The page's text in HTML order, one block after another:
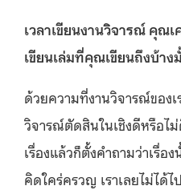
เวลาเขียนงานวิจารณ์ คุณ
เขียนเล่มที่คุณเขียนถึงบ้าง
ด้วยความที่งานวิจารณ์ของ
วิจารณ์ตัดสินในเชิงดีหรือไม่
เรื่องแล้วก็ตั้งคำถามว่าเรื่อ
คิดใคร่ครวญ เราเลยไม่ได้